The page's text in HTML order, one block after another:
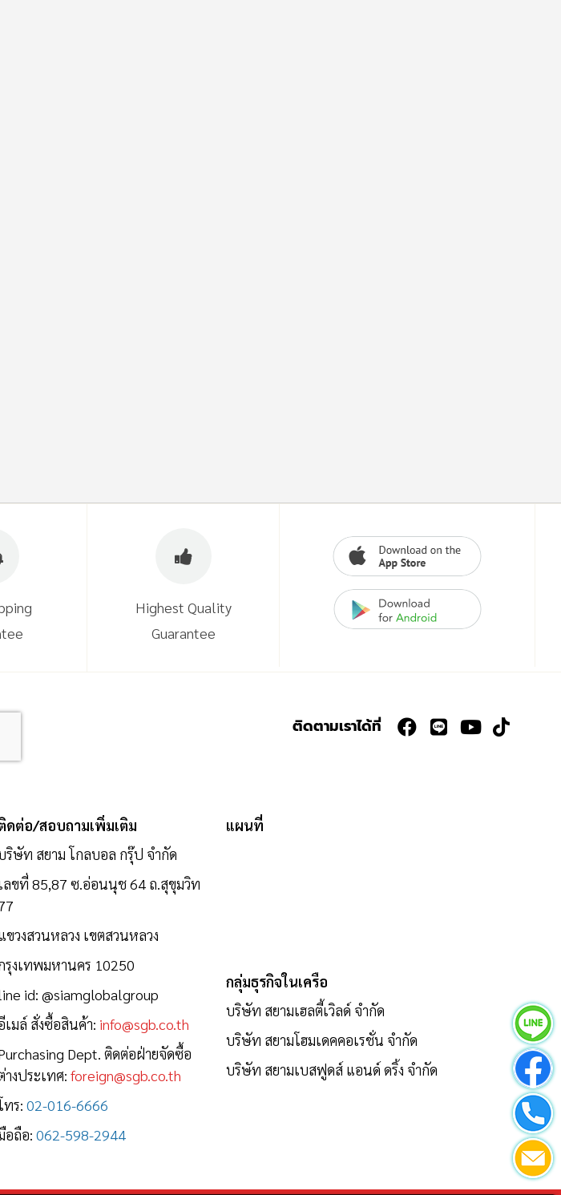
Highest Quality
Guarantee
ติดตามเราได้ที่
ดต่อ/สอบถามเพิ่มเติม
ริษัท สยาม โกลบอล กรุ๊ป จำกัด
ลขที่ 85,87 ซ.อ่อนนุช 64 ถ.สุขุมวิท
ขวงสวนหลวง เขตสวนหลวง
รุงเทพมหานคร 10250
id:@siamglobalgroup
เมล์ สั่งซื้อสินค้า: info@sgb.co.th
Dept. ติดต่อฝ่ายจัดซื้อ
างประเทศ:foreign@sgb.co.th
ทร: 02-016-6666
อถือ: 062-598-2944
แผนที่
กลุ่มธุรกิจในเครือ
บริษัท สยามเฮลตี้เวิลด์ จำกัด
บริษัท สยามโฮมเดคคอเรชั่น จำกัด
บริษัท สยามเบสฟูดส์ แอนด์ ดริ้ง จำกัด